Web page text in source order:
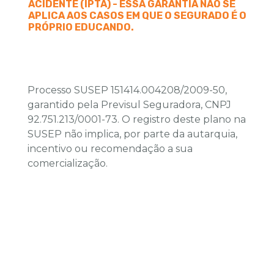
ACIDENTE (IPTA) - ESSA GARANTIA NÃO SE
APLICA AOS CASOS EM QUE O SEGURADO É O
PRÓPRIO EDUCANDO.
Processo SUSEP 151414.004208/2009-50,
garantido pela Previsul Seguradora, CNPJ
92.751.213/0001-73. O registro deste plano na
SUSEP não implica, por parte da autarquia,
incentivo ou recomendação a sua
comercialização.